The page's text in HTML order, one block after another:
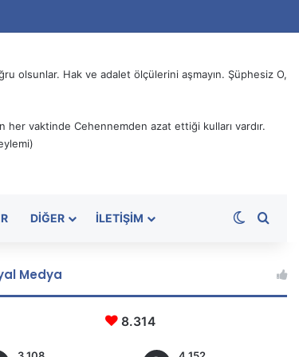
olsunlar. Hak ve adalet ölçülerini aşmayın. Şüphesiz O,
her vaktinde Cehennemden azat ettiği kulları vardır.
DIĞER İLETIŞIM Dış
Medya
8.314